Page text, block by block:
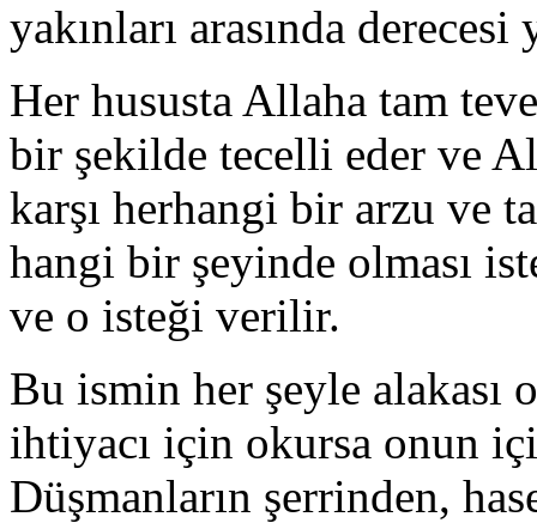
yakınları arasında
Her hususta Allaha tam
bir şekilde tecelli eder ve
karşı herhangi bir arzu ve
hangi bir şeyinde olması
ve o isteği verilir.
Bu ismin her şeyle alakası
ihtiyacı için okursa onun
Düşmanların şerrinden,